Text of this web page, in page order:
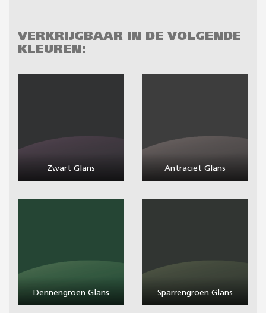
VERKRIJGBAAR IN DE VOLGENDE
KLEUREN:
Zwart Glans Antraciet Glans
Dennengroen Glans Sparrengroen Glans